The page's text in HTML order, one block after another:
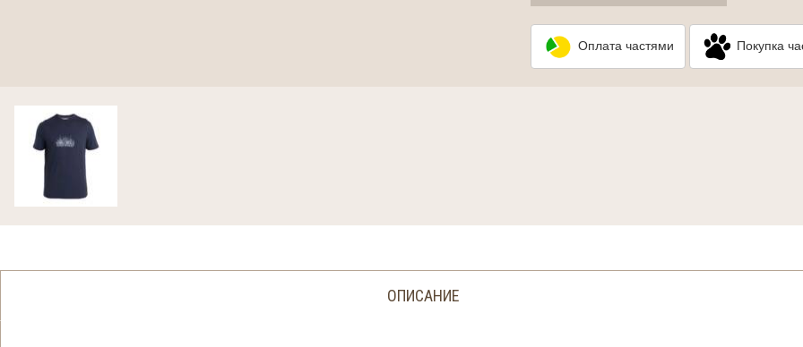
Оплата частями Покупка
ОПИСАНИЕ